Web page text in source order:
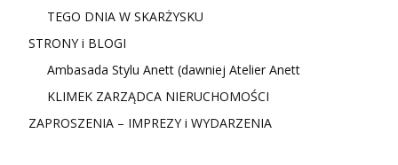
TEGO DNIA W SKARŻYSKU
STRONY i BLOGI
Ambasada Stylu Anett (dawniej Atelier Anett
KLIMEK ZARZĄDCA NIERUCHOMOŚCI
ZAPROSZENIA – IMPREZY i WYDARZENIA